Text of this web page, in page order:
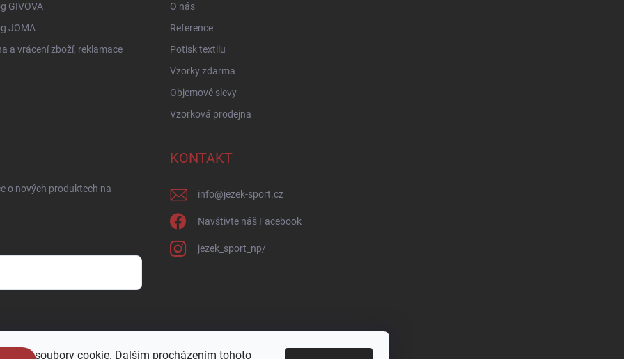
soubory cookie. Dalším procházením tohoto
GIVOVA
JOMA
a vrácení zboží, reklamace
O nás
Reference
Potisk textilu
Vzorky zdarma
Objemové slevy
Vzorková prodejna
o nových produktech na
KONTAKT
info@jezek-sport.cz
Navštivte náš Facebook
jezek_sport_np/